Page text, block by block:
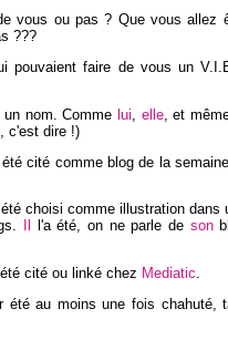
vous ou pas ? Que vous allez
???
pouvaient faire de vous un
un nom. Comme lui elle, et
c'est dire !)
cité comme blog de la
choisi comme illustration dans
l'a été, on ne parle de son
cité ou linké chez Mediatic.
au moins une fois chahuté,